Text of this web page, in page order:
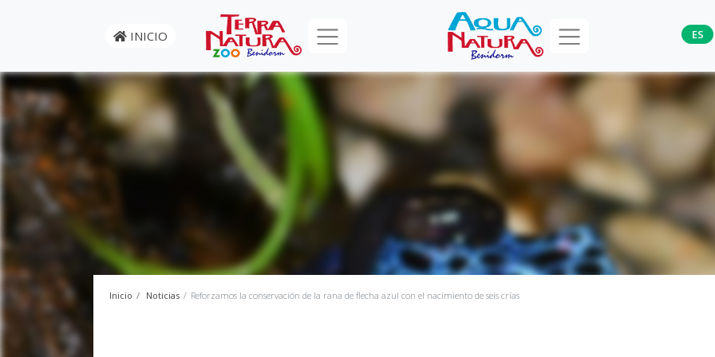
INICIO ES
Inicio Noticias Reforzamos la conservación de la rana de flecha azul con el nacimiento de seis crías